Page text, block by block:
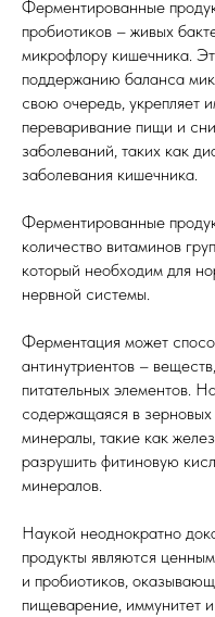
Ферментированные
пробиотиков – живых
микрофлору кишечника.
поддержанию баланса
свою очередь, укрепляет
переваривание пищи и
заболеваний, таких как
заболевания кишечника.
Ферментированные
количество витаминов
который необходим для
нервной системы.
Ферментация может
антинутриентов –
питательных элементов.
содержащаяся в зерновых
минералы, такие как
разрушить фитиновую
минералов.
Наукой неоднократно
продукты являются
и пробиотиков,
пищеварение, иммунитет